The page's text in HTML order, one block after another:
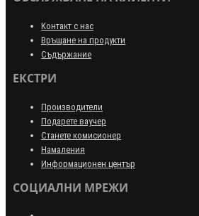
Контакт с нас
Връщане на продукти
Съдържание
ЕКСТРИ
Производители
Подарете ваучер
Станете комисионер
Намаления
Информационен център
СОЦИАЛНИ МРЕЖИ